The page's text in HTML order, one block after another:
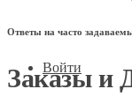
Войти
Ответы на часто
Заказы и